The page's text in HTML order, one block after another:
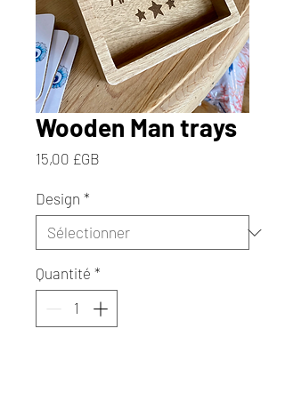
Wooden Man trays
15,00 £GB
Design *
Quantité *